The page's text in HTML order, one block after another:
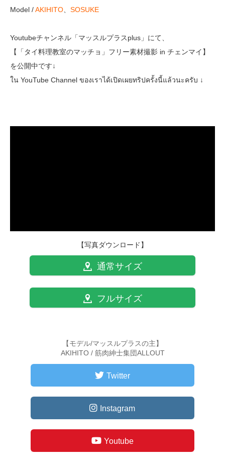
Model /AKIHITO SOSUKE
Youtubeチャンネル「マッスルプラスplus」にて、
【「タイ料理教室のマッチョ」フリー素材撮影 in チェンマイ】
を公開中です↓
ใน YouTube Channel ของเราได้เปิดเผยทริปครั้งนี้แล้วนะครับ ↓
【写真ダウンロード】
通常サイズ
フルサイズ
【モデル/マッスルプラスの主】
AKIHITO / 筋肉紳士集団ALLOUT
Twitter
Instagram
Youtube